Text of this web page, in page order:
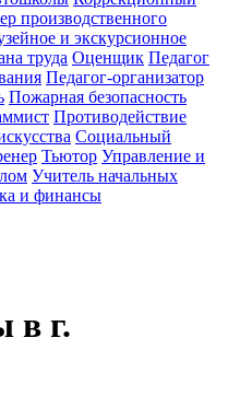
производственного
и экскурсионное
труда Оценщик Педагог
Педагог-организатор
Пожарная безопасность
Противодействие
Социальный
Тьютор Управление и
Учитель начальных
и финансы
в г.